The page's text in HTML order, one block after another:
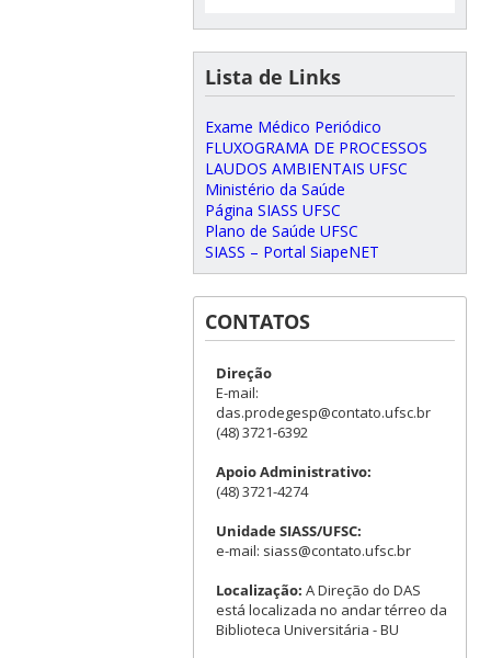
Lista de Links
Exame Médico Periódico
FLUXOGRAMA DE PROCESSOS
LAUDOS AMBIENTAIS UFSC
Ministério da Saúde
Página SIASS UFSC
Plano de Saúde UFSC
SIASS – Portal SiapeNET
CONTATOS
Direção
E-mail:
das.prodegesp@contato.ufsc.br
(48) 3721-6392
Apoio Administrativo:
(48) 3721-4274
Unidade SIASS/UFSC:
e-mail: siass@contato.ufsc.br
Localização: A Direção do DAS
está localizada no andar térreo da
Biblioteca Universitária - BU